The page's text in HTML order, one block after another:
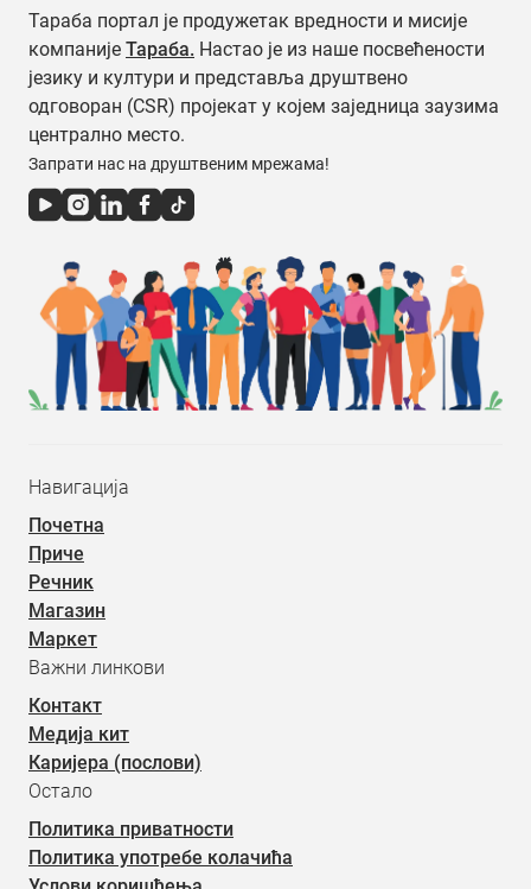
Тараба портал је продужетак вредности и мисије
компаније Тараба. Настао је из наше посвећености
језику и култури и представља друштвено
одговоран (CSR) пројекат у којем заједница заузима
централно место.
Запрати нас на друштвеним мрежама!
Навигација
Почетна
Приче
Речник
Магазин
Маркет
Важни линкови
Контакт
Медија кит
Каријера (послови)
Остало
Политика приватности
Политика употребе колачића